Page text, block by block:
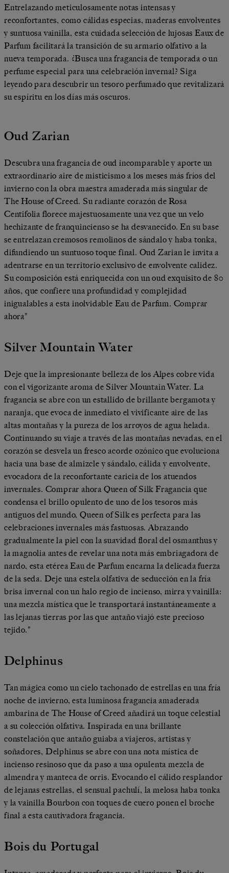
Entrelazando meticulosamente notas intensas y
reconfortantes, como cálidas especias, maderas envolventes
y suntuosa vainilla, esta cuidada selección de lujosas Eaux de
Parfum facilitará la transición de su armario olfativo a la
nueva temporada. ¿Busca una fragancia de temporada o un
perfume especial para una celebración invernal? Siga
leyendo para descubrir un tesoro perfumado que revitalizará
su espíritu en los días más oscuros.
Oud Zarian
Descubra una fragancia de oud incomparable y aporte un
extraordinario aire de misticismo a los meses más fríos del
invierno con la obra maestra amaderada más singular de
The House of Creed. Su radiante corazón de Rosa
Centifolia florece majestuosamente una vez que un velo
hechizante de franquincienso se ha desvanecido. En su base
se entrelazan cremosos remolinos de sándalo y haba tonka,
difundiendo un suntuoso toque final. Oud Zarian le invita a
adentrarse en un territorio exclusivo de envolvente calidez.
Su composición está enriquecida con un oud exquisito de 80
años, que confiere una profundidad y complejidad
inigualables a esta inolvidable Eau de Parfum. Comprar
ahora"
Silver Mountain Water
Deje que la impresionante belleza de los Alpes cobre vida
con el vigorizante aroma de Silver Mountain Water. La
fragancia se abre con un estallido de brillante bergamota y
naranja, que evoca de inmediato el vivificante aire de las
altas montañas y la pureza de los arroyos de agua helada.
Continuando su viaje a través de las montañas nevadas, en el
corazón se desvela un fresco acorde ozónico que evoluciona
hacia una base de almizcle y sándalo, cálida y envolvente,
evocadora de la reconfortante caricia de los atuendos
invernales. Comprar ahora Queen of Silk Fragancia que
condensa el brillo opulento de uno de los tesoros más
antiguos del mundo, Queen of Silk es perfecta para las
celebraciones invernales más fastuosas. Abrazando
gradualmente la piel con la suavidad floral del osmanthus y
la magnolia antes de revelar una nota más embriagadora de
nardo, esta etérea Eau de Parfum encarna la delicada fuerza
de la seda. Deje una estela olfativa de seducción en la fría
brisa invernal con un halo regio de incienso, mirra y vainilla:
una mezcla mística que le transportará instantáneamente a
las lejanas tierras por las que antaño viajó este precioso
tejido."
Delphinus
Tan mágica como un cielo tachonado de estrellas en una fría
noche de invierno, esta luminosa fragancia amaderada
ambarina de The House of Creed añadirá un toque celestial
a su colección olfativa. Inspirada en una brillante
constelación que antaño guiaba a viajeros, artistas y
soñadores, Delphinus se abre con una nota mística de
incienso resinoso que da paso a una opulenta mezcla de
almendra y manteca de orris. Evocando el cálido resplandor
de lejanas estrellas, el sensual pachulí, la melosa haba tonka
y la vainilla Bourbon con toques de cuero ponen el broche
final a esta cautivadora fragancia.
Bois du Portugal